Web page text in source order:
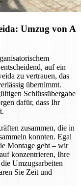
Umzug von A
auf ein
zu vertrauen, das
übernimmt.
Schlüssübergabe
dafür, dass Ihr
zusammen, die in
konnten. Egal
Montage geht – wir
konzentrieren, Ihre
Umzugsarbeiten
Sie Zeit und